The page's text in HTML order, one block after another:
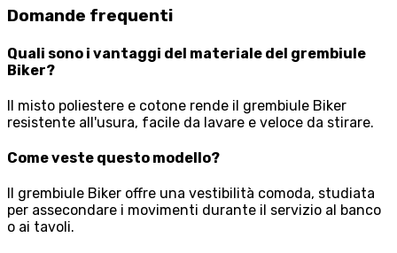
Domande frequenti
Quali sono i vantaggi del materiale del grembiule
Biker?
Il misto poliestere e cotone rende il grembiule Biker
resistente all'usura, facile da lavare e veloce da stirare.
Come veste questo modello?
Il grembiule Biker offre una vestibilità comoda, studiata
per assecondare i movimenti durante il servizio al banco
o ai tavoli.